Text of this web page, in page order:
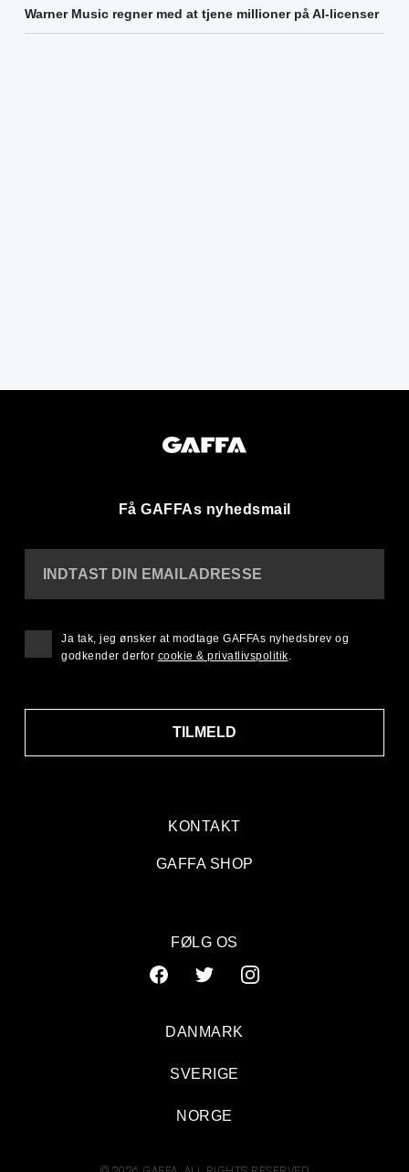
Warner Music regner med at tjene millioner på AI-licenser
Få GAFFAs nyhedsmail
KONTAKT
GAFFA SHOP
INDTAST DIN EMAILADRESSE
TILMELD
Ja tak, jeg ønsker at modtage GAFFAs nyhedsbrev og
godkender derfor cookie & privatlivspolitik.
FØLG OS
DANMARK
SVERIGE
NORGE